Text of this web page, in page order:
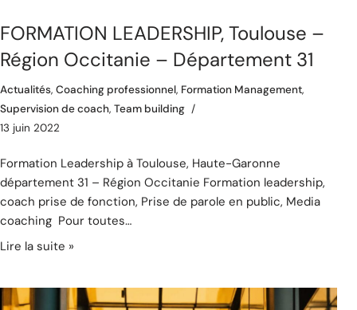
FORMATION LEADERSHIP, Toulouse –
Région Occitanie – Département 31
Actualités, Coaching professionnel, Formation Management,
Supervision de coach, Team building
13 juin 2022
Formation Leadership à Toulouse, Haute-Garonne
département 31 – Région Occitanie Formation leadership,
coach prise de fonction, Prise de parole en public, Media
coaching Pour toutes…
Lire la suite »